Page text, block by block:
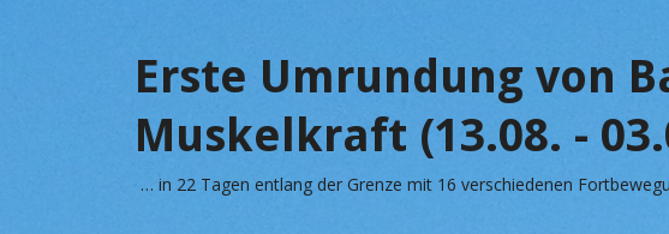
Erste Umrundung von
Muskelkraft (13.08. -
… in 22 Tagen entlang der Grenze mit 16 verschiedenen